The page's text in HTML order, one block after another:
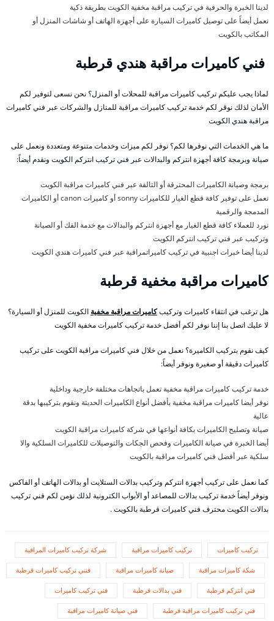
لدينا الخبرة والحرفية في تركيب مراقبة مخفية الكويت بطريقة ذكية
نعمل أيضاً على توصيل كاميرات السيارة على أجهزة الهاتف أو شاشات المنزل أو
المكاتب بالكويت
فني كاميرات مراقبة هندي قرطبة
لماذا يجب عليكم تركيب كاميرات مراقبة للمحلات أو المنزل؟ نحن نسعى لتوفير لكم
الأمان لذلك نوفر لكم خدمة تركيب كاميرات مراقبة للمنازل والشركات عبر فني كاميرات
مراقبة هندي الكويت
ما هي الخدمات التي نوفرها لكم؟ نوفر لكم ميزات وخدمات متنوعة ومتعددة ونعمل على
صيانة وبرمجة كافة أجهزة انتركم والبدالات عبر فني تركيب انتركم الكويت ونقدم أيضاً:
برمجة وصيانة الكاميرات المحترقة أو التالفة عبر فني كاميرات مراقبة الكويت
نعمل على توفير كافة قطع الغيار للكاميرات sonny أو كاميرات canon أو الكاميرات
المدمجة والرقمية
نورد للعملاء كافة قطع الغيار مع أجهزة انتركم والبدالات مع خدمة الفك أو الصيانة
وتركيب عبر فني تركيب انتركم الكويت
لدينا أيضا خبرات اجنبية في تركيب كاميراتمراقبة عبر فني كاميرات هندي الكويت
كاميرات مراقبة مخفية قرطبة
هل ترغب في انتقاء كاميرات وتركيبكاميرات مراقبة مخفية الكويت للمنزل أو السيارة؟
لا عليك اتصل بنا إننا نوفر لكم أفضل خدمة تركيب كاميرات مخفية الكويت
كيف نقوم بتركيب الكاميرة؟ نعمل من خلال فني كاميرات مراقبة الكويت على تركيب
كاميرات دقيقة أو صغيرة ونوفر أيضاً:
خدمة تركيب كاميرات مراقبة مخفية تعمل باتجاهات مختلفة خارجية وداخلية
نوفر أيضا كاميرات مراقبة مخفية بأفضل أنواع الكاميرات الحديثة ونقوم بتركيبها بدقة
عالية
صيانة وتصليح الكاميرات بكافة أنواعها في شركة كاميرات مراقبة الكويت
أيضا الخبرة في صيانة الكاميرات وفحص الجكات والتوصيلات للكاميرات السلكية والا
سلكية عبر أفضل فني كاميرات مراقبة بالكويت
كما نعمل على تركيب أجهزة انتركم وتركيب بدالات الستلايت أو بدالات الهاتف أو الفاكس
ونوفر أيضاً خدمة تركيب بدالات للمصاعد أو الأبواب الكترونية لذلك نؤمن لكم فني تركيب
بدالات الكويت محترف فني كاميرات قرطبة بالكويت .
تركيب كاميرات تركيب كاميرات مراقبة شركة تركيب كاميرات المراقبة
شكة كاميرات مراقبة صيانة كاميرات مراقبة فنني تركيب كاميرات قرطبة
فني انتركم قرطبة فني بدالات قرطبة فني تركيب كاميرات
فني تركيب كاميرات مراقبة قرطبة فني صيانة كاميرات مراقبة